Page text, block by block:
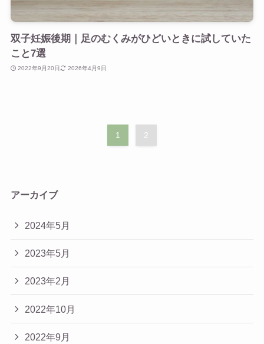
双子妊娠後期｜足のむくみがひどいときに試していた
こと7選
2022年9月20日 2026年4月9日
1 2
アーカイブ
2024年5月
2023年5月
2023年2月
2022年10月
2022年9月